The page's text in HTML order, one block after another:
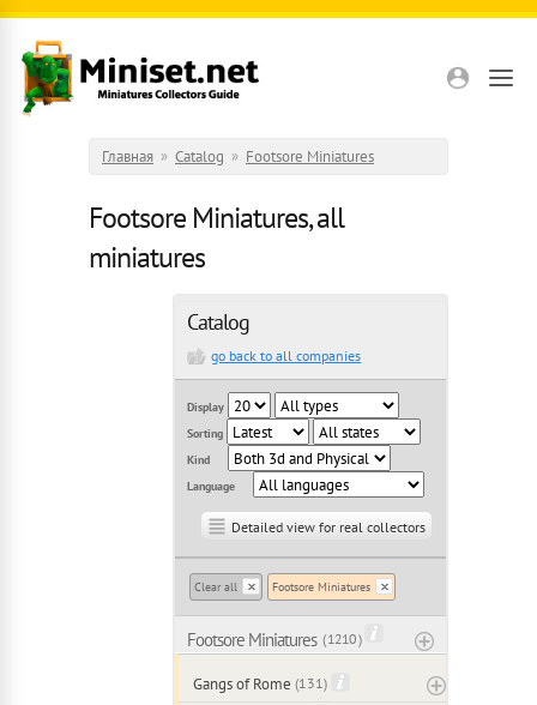
Перейти к основному содержанию
Главная » Catalog » Footsore Miniatures
Footsore Miniatures, all
miniatures
Catalog
go back to all companies
Display
Sorting
Kind
Language
Detailed view for real collectors
Clear all Footsore Miniatures
Footsore Miniatures ( 1210 )
Gangs of Rome (131)